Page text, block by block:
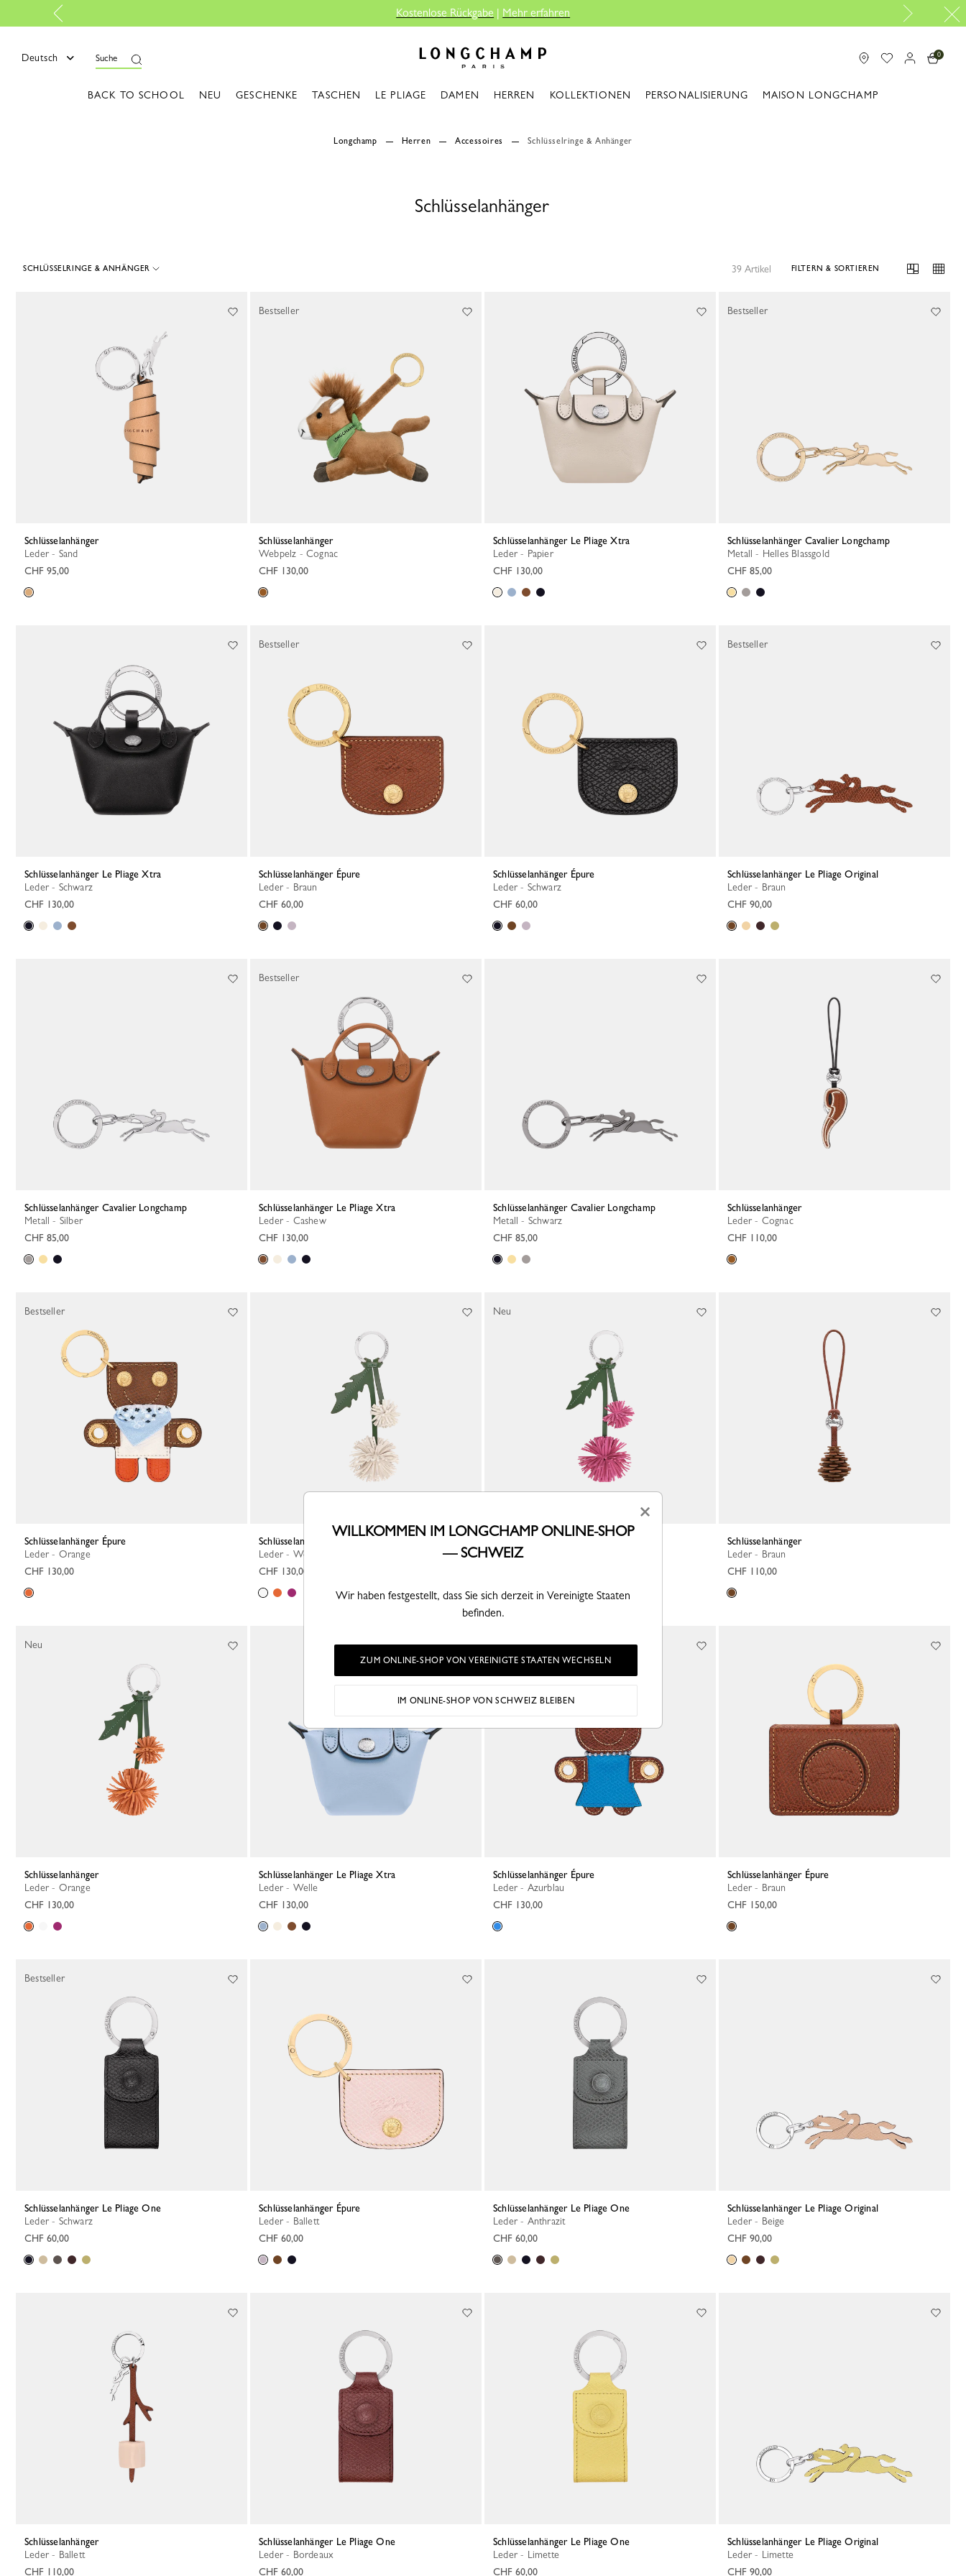
Deutsch Suche 0
BACK TO SCHOOL NEU GESCHENKE TASCHEN LE PLIAGE DAMEN HERREN KOLLEKTIONEN PERSONALISIERUNG MAISON LONGCHAMP
Longchamp Herren Accessoires Schlüsselringe & Anhänger
Schlüsselanhänger
SCHLÜSSELRINGE & ANHÄNGER 39 Artikel FILTERN & SORTIEREN
Schlüsselanhänger
Leder - Sand
CHF 95,00
Schlüsselanhänger
Webpelz - Cognac
CHF 130,00
Bestseller
Schlüsselanhänger Le Pliage Xtra
Leder - Papier
CHF 130,00
Schlüsselanhänger Cavalier Longchamp
Metall - Helles Blassgold
CHF 85,00
Bestseller
Schlüsselanhänger Le Pliage Xtra
Leder - Schwarz
CHF 130,00
Schlüsselanhänger Épure
Leder - Braun
CHF 60,00
Bestseller
Schlüsselanhänger Épure
Leder - Schwarz
CHF 60,00
Schlüsselanhänger Le Pliage Original
Leder - Braun
CHF 90,00
Bestseller
Schlüsselanhänger Cavalier Longchamp
Metall - Silber
CHF 85,00
Schlüsselanhänger Le Pliage Xtra
Leder - Cashew
CHF 130,00
Bestseller
Schlüsselanhänger Cavalier Longchamp
Metall - Schwarz
CHF 85,00
Schlüsselanhänger
Leder - Cognac
CHF 110,00
Schlüsselanhänger Épure
Leder - Orange
CHF 130,00
Bestseller
Schlüsselanhänger
Leder - Weiss
CHF 130,00
Leder - Pfingstrose
Neu
Schlüsselanhänger
Leder - Braun
CHF 110,00
Schlüsselanhänger
Leder - Orange
CHF 130,00
Neu
Schlüsselanhänger Le Pliage Xtra
Leder - Welle
CHF 130,00
Schlüsselanhänger Épure
Leder - Azurblau
CHF 130,00
Schlüsselanhänger Épure
Leder - Braun
CHF 150,00
Schlüsselanhänger Le Pliage One
Leder - Schwarz
CHF 60,00
Bestseller
Schlüsselanhänger Épure
Leder - Ballett
CHF 60,00
Schlüsselanhänger Le Pliage One
Leder - Anthrazit
CHF 60,00
Schlüsselanhänger Le Pliage Original
Leder - Beige
CHF 90,00
Schlüsselanhänger
Leder - Ballett
CHF 110,00
Schlüsselanhänger Le Pliage One
Leder - Bordeaux
CHF 60,00
Schlüsselanhänger Le Pliage One
Leder - Limette
CHF 60,00
Schlüsselanhänger Le Pliage Original
Leder - Limette
CHF 90,00
×
WILLKOMMEN IM LONGCHAMP ONLINE-SHOP
— SCHWEIZ
Wir haben festgestellt, dass Sie sich derzeit in Vereinigte Staaten
befinden.
ZUM ONLINE-SHOP VON VEREINIGTE STAATEN WECHSELN
IM ONLINE-SHOP VON SCHWEIZ BLEIBEN